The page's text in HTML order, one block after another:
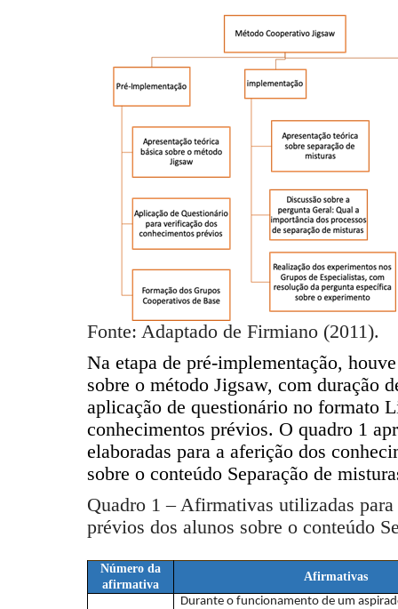
Fonte: Adaptado de Firmiano (2011).
Na etapa de pré-implementação,
sobre o método Jigsaw, com duração
aplicação de questionário no formato
conhecimentos prévios. O quadro 1
elaboradas para a aferição dos
sobre o conteúdo Separação de
Quadro 1 – Afirmativas utilizadas
prévios dos alunos sobre o conteúdo
Número da
afirmativa
Afirmativas
Durante o funcionamento de um